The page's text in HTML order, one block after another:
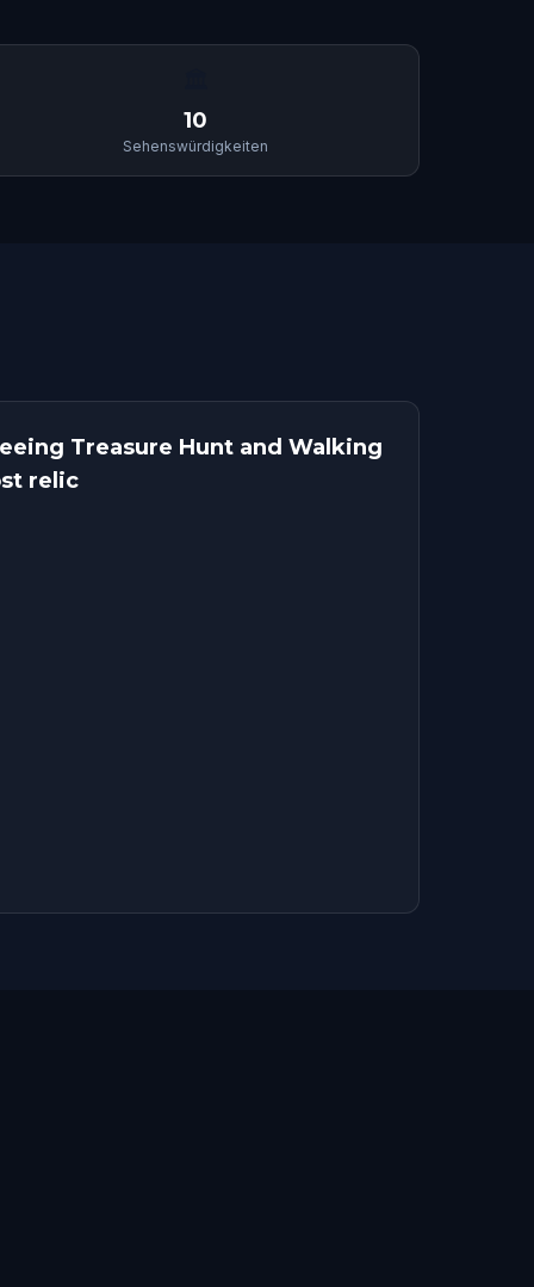
10
Sehenswürdigkeiten
Treasure Hunt and Walking
relic